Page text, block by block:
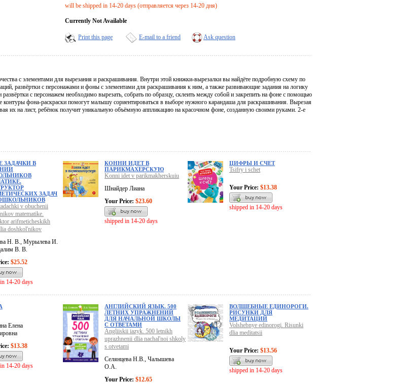
will be shipped in 14-20 days (отправляется через 14-20 дня)
Currently Not Available
Print this page E-mail to a friend Ask question
с элементами для вырезания и раскрашивания. Внутри этой книжки-вырезалки вы найдёте подробную схему по
развёртки с персонажами и фоны с элементами для раскрашивания к ним, а также развивающие задания на логику
развёртки с персонажем необходимо вырезать, собрать по образцу, склеить между собой и закрепить на фоне с помощью
контуры фона-раскраски помогут малышу сориентироваться в выборе нужного карандаша для раскрашивания. Вырезая
их на лист, ребёнок получит уникальную объёмную аппликацию на красочном фоне, созданную своими руками. 2-е
ЗАДАЧКИ В
ЗАДАЧ
v obuchenii
matematike.
arifmeticheskikh
doshkol'nikov
Н. В., Мурылева И.
В. В.
$25.52
14-20 days
КОННИ ИДЕТ В
ПАРИКМАХЕРСКУЮ
Konni idet v parikmakherskuiu
Шнайдер Лиана
Your Price: $23.60
shipped in 14-20 days
ЦИФРЫ И СЧЕТ
Tsifry i schet
Your Price: $13.38
shipped in 14-20 days
Елена
$13.38
14-20 days
АНГЛИЙСКИЙ ЯЗЫК. 500
ЛЕТНИХ УПРАЖНЕНИЙ
ДЛЯ НАЧАЛЬНОЙ ШКОЛЫ
С ОТВЕТАМИ
Angliiskii iazyk. 500 letnikh
uprazhnenii dlia nachal'noi shkoly
s otvetami
Селянцева Н.В., Чалышева
О.А.
Your Price: $12.65
ВОЛШЕБНЫЕ ЕДИНОРОГИ.
РИСУНКИ ДЛЯ
МЕДИТАЦИЙ
Volshebnye edinorogi. Risunki
dlia meditatsii
Your Price: $13.56
shipped in 14-20 days